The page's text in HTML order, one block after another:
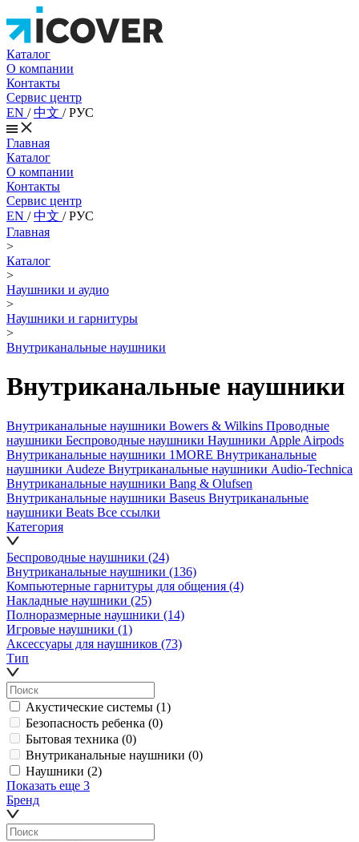
Каталог
О компании
Контакты
Сервис центр
EN /中文 /РУС
Главная
Каталог
О компании
Контакты
Сервис центр
EN /中文 /РУС
Главная
>
Каталог
>
Наушники и аудио
>
Наушники и гарнитуры
>
Внутриканальные наушники
Внутриканальные наушники
Внутриканальные наушники Bowers & Wilkins Проводные
наушники Беспроводные наушники Наушники Apple Airpods
Внутриканальные наушники 1MORE Внутриканальные
наушники Audeze Внутриканальные наушники Audio-Technica
Внутриканальные наушники Bang & Olufsen
Внутриканальные наушники Baseus Внутриканальные
наушники Beats Все ссылки
Категория
Беспроводные наушники (24)
Внутриканальные наушники (136)
Компьютерные гарнитуры для общения (4)
Накладные наушники (25)
Полноразмерные наушники (14)
Игровые наушники (1)
Аксессуары для наушников (73)
Тип
Акустические системы (1)
Безопасность ребенка (0)
Бытовая техника (0)
Внутриканальные наушники (0)
Наушники (2)
Показать еще 3
Бренд